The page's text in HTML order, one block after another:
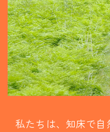
私たちは、知床で